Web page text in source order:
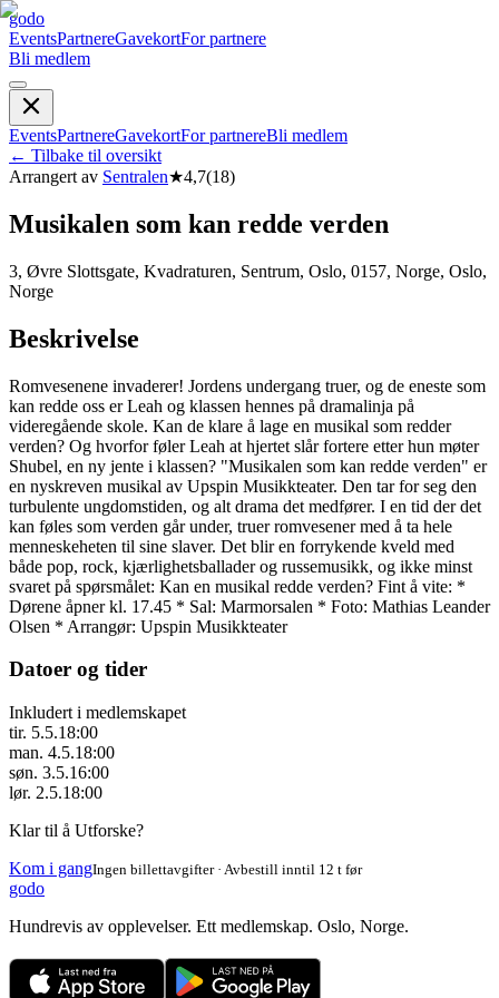
godo
EventsPartnereGavekortFor partnere
Bli medlem
EventsPartnereGavekortFor partnereBli medlem
← Tilbake til oversikt
Arrangert av Sentralen★4,7(18)
Musikalen som kan redde verden
3, Øvre Slottsgate, Kvadraturen, Sentrum, Oslo, 0157, Norge, Oslo,
Norge
Beskrivelse
Romvesenene invaderer! Jordens undergang truer, og de eneste som
kan redde oss er Leah og klassen hennes på dramalinja på
videregående skole. Kan de klare å lage en musikal som redder
verden? Og hvorfor føler Leah at hjertet slår fortere etter hun møter
Shubel, en ny jente i klassen? "Musikalen som kan redde verden" er
en nyskreven musikal av Upspin Musikkteater. Den tar for seg den
turbulente ungdomstiden, og alt drama det medfører. I en tid der det
kan føles som verden går under, truer romvesener med å ta hele
menneskeheten til sine slaver. Det blir en forrykende kveld med
både pop, rock, kjærlighetsballader og russemusikk, og ikke minst
svaret på spørsmålet: Kan en musikal redde verden? Fint å vite: *
Dørene åpner kl. 17.45 * Sal: Marmorsalen * Foto: Mathias Leander
Olsen * Arrangør: Upspin Musikkteater
Datoer og tider
Inkludert i medlemskapet
tir. 5.5.18:00
man. 4.5.18:00
søn. 3.5.16:00
lør. 2.5.18:00
Klar til å Utforske?
Kom i gangIngen billettavgifter · Avbestill inntil 12 t før
godo
Hundrevis av opplevelser. Ett medlemskap. Oslo, Norge.